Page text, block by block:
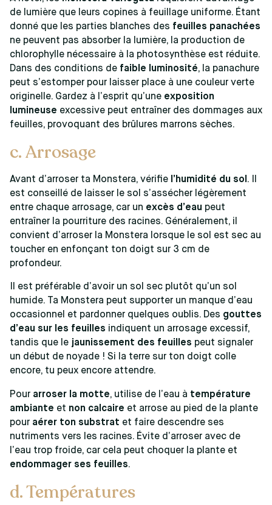
de lumière que leurs copines à feuillage uniforme. Étant
donné que les parties blanches des feuilles panachées
ne peuvent pas absorber la lumière, la production de
chlorophylle nécessaire à la photosynthèse est réduite.
Dans des conditions de faible luminosité, la panachure
peut s’estomper pour laisser place à une couleur verte
originelle. Gardez à l’esprit qu’une exposition
lumineuse excessive peut entraîner des dommages aux
feuilles, provoquant des brûlures marrons sèches.
c. Arrosage
Avant d’arroser ta Monstera, vérifie l’humidité du sol . Il
est conseillé de laisser le sol s’assécher légèrement
entre chaque arrosage, car un excès d’eau peut
entraîner la pourriture des racines. Généralement, il
convient d’arroser la Monstera lorsque le sol est sec au
toucher en enfonçant ton doigt sur 3 cm de
profondeur.
Il est préférable d’avoir un sol sec plutôt qu’un sol
humide. Ta Monstera peut supporter un manque d’eau
occasionnel et pardonner quelques oublis. Des gouttes
d’eau sur les feuilles indiquent un arrosage excessif,
tandis que le jaunissement des feuilles peut signaler
un début de noyade ! Si la terre sur ton doigt colle
encore, tu peux encore attendre.
Pour arroser la motte, utilise de l’eau à température
ambiante et non calcaire et arrose au pied de la plante
pour aérer ton substrat et faire descendre ses
nutriments vers les racines. Évite d’arroser avec de
l’eau trop froide, car cela peut choquer la plante et
endommager ses feuilles.
d. Températures